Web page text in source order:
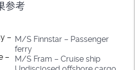
参考
–
–
M/S Finnstar – Passenger
ferry
M/S Fram – Cruise ship